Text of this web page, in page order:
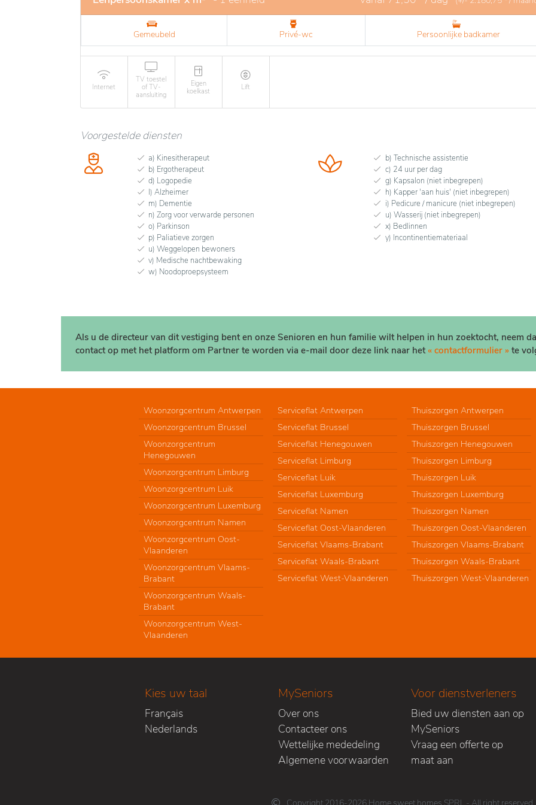
Gemeubeld Privé-wc Persoonlijke badkamer
Internet
TV toestel
of TV-
aansluiting
Eigen
koelkast
Lift
Voorgestelde diensten
a) Kinesitherapeut
b) Ergotherapeut
d) Logopedie
l) Alzheimer
m) Dementie
n) Zorg voor verwarde personen
o) Parkinson
p) Paliatieve zorgen
u) Weggelopen bewoners
v) Medische nachtbewaking
w) Noodoproepsysteem
b) Technische assistentie
c) 24 uur per dag
g) Kapsalon (niet inbegrepen)
h) Kapper 'aan huis' (niet inbegrepen)
i) Pedicure / manicure (niet inbegrepen)
u) Wasserij (niet inbegrepen)
x) Bedlinnen
y) Incontinentiemateriaal
Als u de directeur van dit vestiging bent en onze Senioren en hun familie wilt helpen in hun zoektocht, neem
contact op met het platform om Partner te worden via e-mail door deze link naar het « contactformulier » te
Woonzorgcentrum Antwerpen
Woonzorgcentrum Brussel
Woonzorgcentrum
Henegouwen
Woonzorgcentrum Limburg
Woonzorgcentrum Luik
Woonzorgcentrum Luxemburg
Woonzorgcentrum Namen
Woonzorgcentrum Oost-
Vlaanderen
Woonzorgcentrum Vlaams-
Brabant
Woonzorgcentrum Waals-
Brabant
Woonzorgcentrum West-
Vlaanderen
Serviceflat Antwerpen
Serviceflat Brussel
Serviceflat Henegouwen
Serviceflat Limburg
Serviceflat Luik
Serviceflat Luxemburg
Serviceflat Namen
Serviceflat Oost-Vlaanderen
Serviceflat Vlaams-Brabant
Serviceflat Waals-Brabant
Serviceflat West-Vlaanderen
Thuiszorgen Antwerpen
Thuiszorgen Brussel
Thuiszorgen Henegouwen
Thuiszorgen Limburg
Thuiszorgen Luik
Thuiszorgen Luxemburg
Thuiszorgen Namen
Thuiszorgen Oost-Vlaanderen
Thuiszorgen Vlaams-Brabant
Thuiszorgen Waals-Brabant
Thuiszorgen West-Vlaanderen
Kies uw taal
Français
Nederlands
MySeniors
Over ons
Contacteer ons
Wettelijke mededeling
Algemene voorwaarden
Voor dienstverleners
Bied uw diensten aan op
MySeniors
Vraag een offerte op
maat aan
Copyright 2016-2026 Home sweet homes SPRL - All right reserved